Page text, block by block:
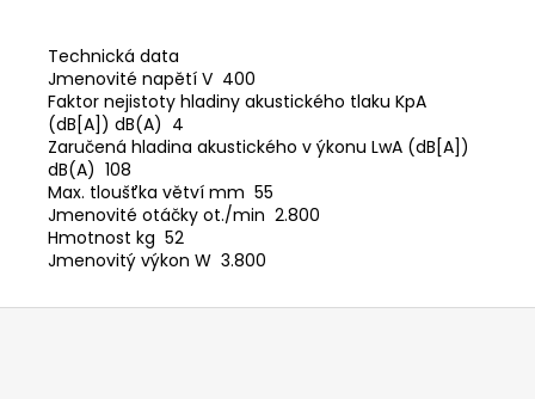
Technická data
Jmenovité napětí V 400
Faktor nejistoty hladiny akustického tlaku KpA
(dB[A]) dB(A) 4
Zaručená hladina akustického v ýkonu LwA (dB[A])
dB(A) 108
Max. tloušťka větví mm 55
Jmenovité otáčky ot./min 2.800
Hmotnost kg 52
Jmenovitý výkon W 3.800
Z